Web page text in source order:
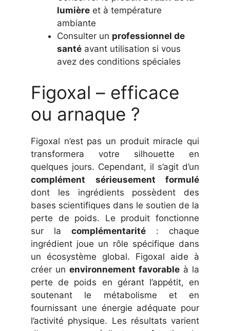
lumière et à température
ambiante
Consulter un professionnel de
santé avant utilisation si vous
avez des conditions spéciales
Figoxal – efficace
ou arnaque ?
Figoxal n’est pas un produit miracle qui
transformera votre silhouette en
quelques jours. Cependant, il s’agit d’un
complément sérieusement formulé
dont les ingrédients possèdent des
bases scientifiques dans le soutien de la
perte de poids. Le produit fonctionne
sur la complémentarité : chaque
ingrédient joue un rôle spécifique dans
un écosystème global. Figoxal aide à
créer un environnement favorable à la
perte de poids en gérant l’appétit, en
soutenant le métabolisme et en
fournissant une énergie adéquate pour
l’activité physique. Les résultats varient